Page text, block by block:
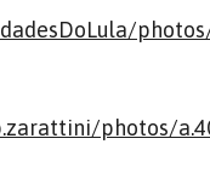
photos/